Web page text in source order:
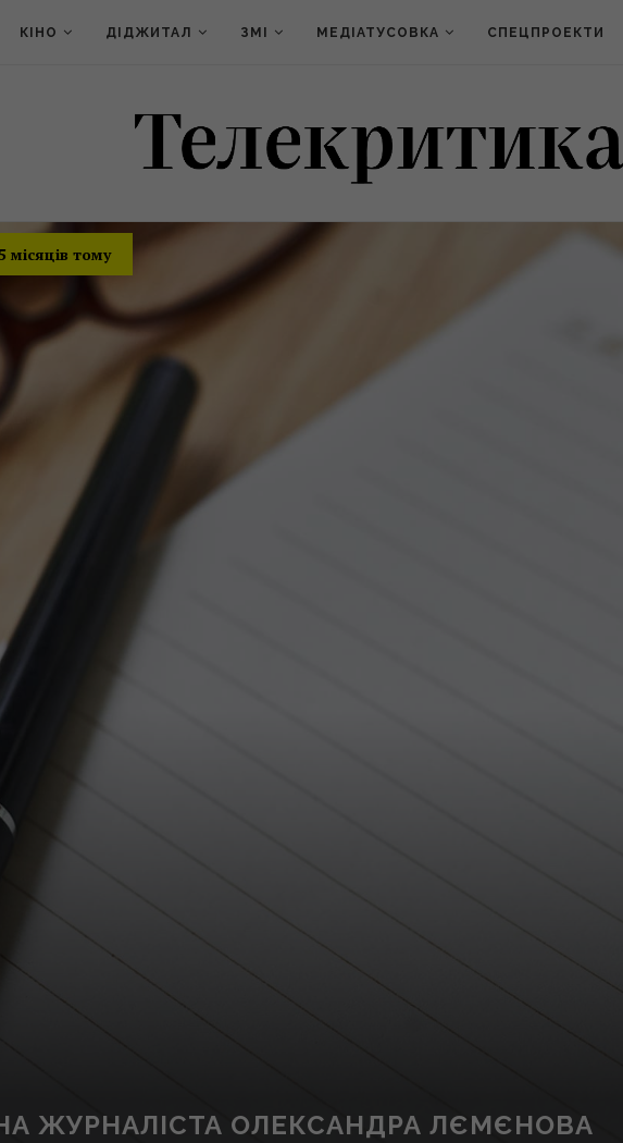
КІНО ДІДЖИТАЛ ЗМІ МЕДІАТУСОВКА СПЕЦПРОЕКТИ
місяців тому
ЖУРНАЛІСТА ОЛЕКСАНДРА ЛЄМЄНОВА